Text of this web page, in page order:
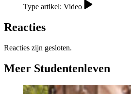
Type artikel: Video
Reacties
Reacties zijn gesloten.
Meer Studentenleven